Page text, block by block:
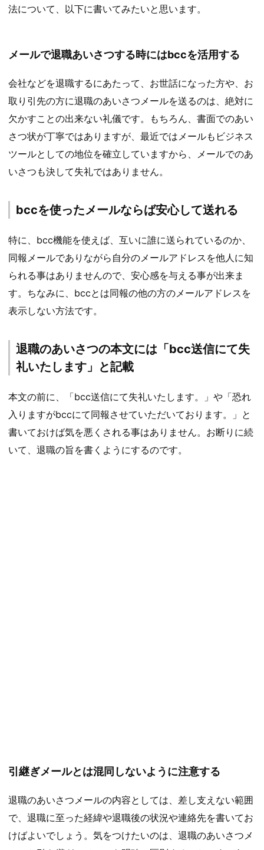
法について、以下に書いてみたいと思います。
メールで退職あいさつする時にはbccを活用する
会社などを退職するにあたって、お世話になった方や、お
取り引先の方に退職のあいさつメールを送るのは、絶対に
欠かすことの出来ない礼儀です。もちろん、書面でのあい
さつ状が丁寧ではありますが、最近ではメールもビジネス
ツールとしての地位を確立していますから、メールでのあ
いさつも決して失礼ではありません。
bccを使ったメールならば安心して送れる
特に、bcc機能を使えば、互いに誰に送られているのか、
同報メールでありながら自分のメールアドレスを他人に知
られる事はありませんので、安心感を与える事が出来ま
す。ちなみに、bccとは同報の他の方のメールアドレスを
表示しない方法です。
退職のあいさつの本文には「bcc送信にて失
礼いたします」と記載
本文の前に、「bcc送信にて失礼いたします。」や「恐れ
入りますがbccにて同報させていただいております。」と
書いておけば気を悪くされる事はありません。お断りに続
いて、退職の旨を書くようにするのです。
引継ぎメールとは混同しないように注意する
退職のあいさつメールの内容としては、差し支えない範囲
で、退職に至った経緯や退職後の状況や連絡先を書いてお
けばよいでしょう。気をつけたいのは、退職のあいさつメ